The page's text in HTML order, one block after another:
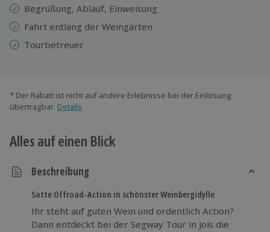
Begrüßung, Ablauf, Einweisung
Fahrt entlang der Weingärten
Tourbetreuer
* Der Rabatt ist nicht auf andere Erlebnisse bei der Einlösung
übertragbar. Details
Alles auf einen Blick
Beschreibung
Satte Offroad-Action in schönster Weinbergidylle
Ihr steht auf guten Wein und ordentlich Action?
Dann entdeckt bei der Segway Tour in Jois die